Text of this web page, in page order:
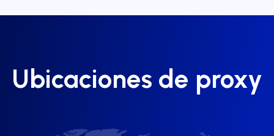
Ubicaciones de proxy